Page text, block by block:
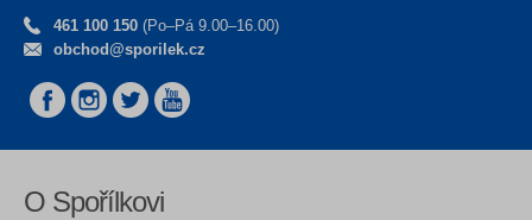
461 100 150 (Po–Pá 9.00–16.00)
obchod@sporilek.cz
O Spořílkovi